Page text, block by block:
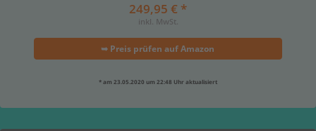
249,95 € *
inkl. MwSt.
➥ Preis prüfen auf Amazon
* am 23.05.2020 um 22:48 Uhr aktualisiert